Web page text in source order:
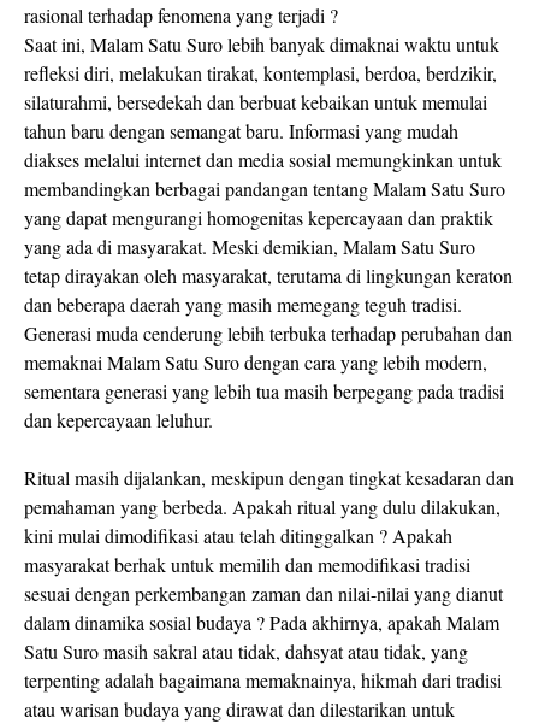
rasional terhadap fenomena yang terjadi ?
Saat ini, Malam Satu Suro lebih banyak dimaknai waktu untuk
refleksi diri, melakukan tirakat, kontemplasi, berdoa, berdzikir,
silaturahmi, bersedekah dan berbuat kebaikan untuk memulai
tahun baru dengan semangat baru. Informasi yang mudah
diakses melalui internet dan media sosial memungkinkan untuk
membandingkan berbagai pandangan tentang Malam Satu Suro
yang dapat mengurangi homogenitas kepercayaan dan praktik
yang ada di masyarakat. Meski demikian, Malam Satu Suro
tetap dirayakan oleh masyarakat, terutama di lingkungan keraton
dan beberapa daerah yang masih memegang teguh tradisi.
Generasi muda cenderung lebih terbuka terhadap perubahan dan
memaknai Malam Satu Suro dengan cara yang lebih modern,
sementara generasi yang lebih tua masih berpegang pada tradisi
dan kepercayaan leluhur.
Ritual masih dijalankan, meskipun dengan tingkat kesadaran dan
pemahaman yang berbeda. Apakah ritual yang dulu dilakukan,
kini mulai dimodifikasi atau telah ditinggalkan ? Apakah
masyarakat berhak untuk memilih dan memodifikasi tradisi
sesuai dengan perkembangan zaman dan nilai-nilai yang dianut
dalam dinamika sosial budaya ? Pada akhirnya, apakah Malam
Satu Suro masih sakral atau tidak, dahsyat atau tidak, yang
terpenting adalah bagaimana memaknainya, hikmah dari tradisi
atau warisan budaya yang dirawat dan dilestarikan untuk